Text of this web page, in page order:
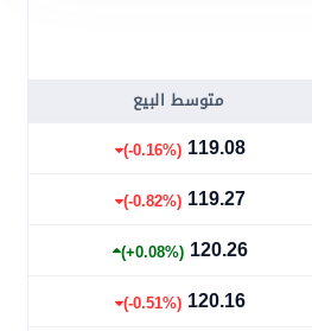
متوسط البيع
119.08
(-0.16%)
119.27
(-0.82%)
120.26
(+0.08%)
120.16
(-0.51%)